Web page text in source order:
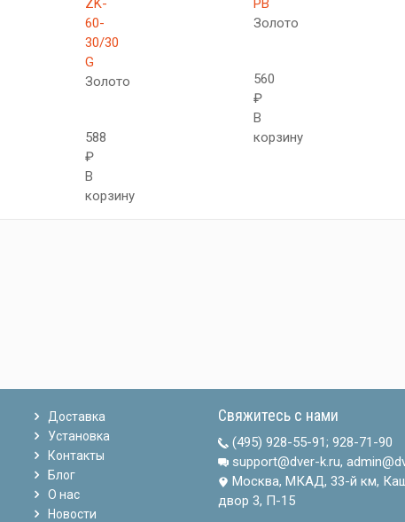
ZK-
60-
30/30
G
Золото
588
₽
В
корзину
PB
Золото
560
₽
В
корзину
Доставка
Установка
Контакты
Блог
О нас
Новости
Свяжитесь с нами
(495) 928-55-91; 928-71-90
support@dver-k.ru,
Москва, МКАД, 33-й км,
двор 3, П-15